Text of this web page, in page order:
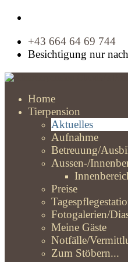
+43 664 64 69 744
Besichtigung nur
Home
Tierpension
Aktuelles
Aufnahme
Betreuung/
Aussen-/
Preise
Fotogalerien/
Meine Gäste
Notfälle/
Zum Stöbern...